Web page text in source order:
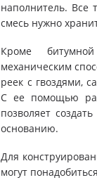
наполнитель. Все
смесь нужно
Кроме
механическим
реек с гвоздями,
С ее помощью
позволяет
основанию.
Для
могут